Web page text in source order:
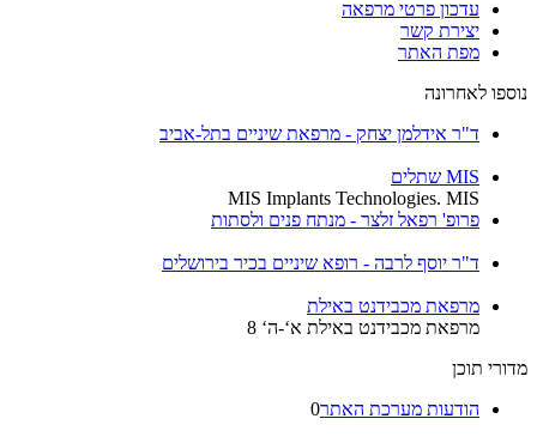
עדכון פרטי מרפאה
יצירת קשר
מפת האתר
לאחרונה
ד"ר אידלמן יצחק - מרפאת שיניים בתל-אביב
MIS שתלים
MIS Implants Technologies. MIS
פרופ' רפאל זלצר - מנתח פנים ולסתות
ד"ר יוסף לרבה - רופא שיניים בכיר בירושלים
מרפאת מכבידנט באילת
מרפאת מכבידנט באילת א‘-ה‘ 8
תוכן
הודעות מערכת האתר0